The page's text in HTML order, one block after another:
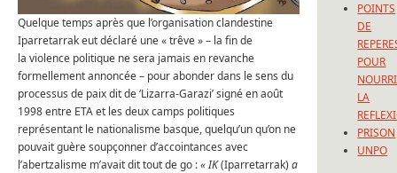
Quelque temps après que l’organisation clandestine
Iparretarrak eut déclaré une « trêve » – la fin de
la violence politique ne sera jamais en revanche
formellement annoncée – pour abonder dans le sens du
processus de paix dit de ‘Lizarra-Garazi’ signé en août
1998 entre ETA et les deux camps politiques
représentant le nationalisme basque, quelqu’un qu’on ne
pouvait guère soupçonner d’accointances avec
l’abertzalisme m’avait dit tout de go :« IK(Iparretarrak) a
POINTS
DE
POUR
LA
PRISON
UNPO